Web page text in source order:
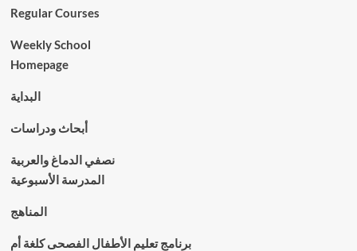
Regular Courses
Weekly School
Homepage
البداية
أبحاث ودراسات
نصفي الدماغ والعربية
المدرسة الأسبوعية
المناهج
برنامج تعليم الأطفال الفصحى كلغة أم